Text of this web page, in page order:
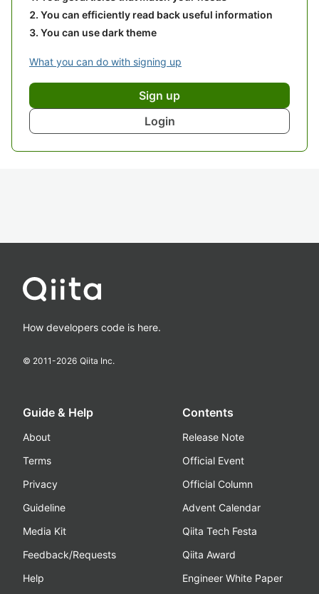
You can efficiently read back useful information
You can use dark theme
What you can do with signing up
Sign up
Login
How developers code is here.
© 2011-2026 Qiita Inc.
Guide & Help
About
Terms
Privacy
Guideline
Media Kit
Feedback/Requests
Help
Contents
Release Note
Official Event
Official Column
Advent Calendar
Qiita Tech Festa
Qiita Award
Engineer White Paper